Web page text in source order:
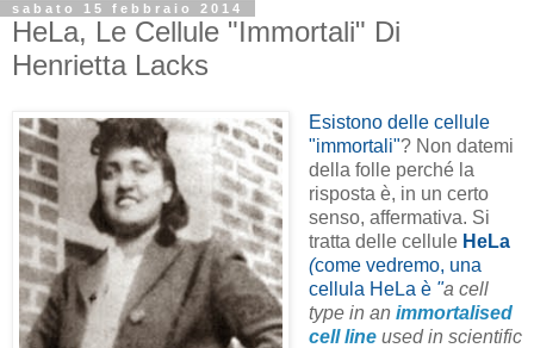
sabato 15 febbraio 2014
HeLa, Le Cellule "Immortali" Di
Henrietta Lacks
Esistono delle cellule
"immortali"? Non datemi
della folle perché la
risposta è, in un certo
senso, affermativa. Si
tratta delle cellule HeLa
(come vedremo, una
cellula HeLa è"a cell
type in an immortalised
cell lineused in scientific